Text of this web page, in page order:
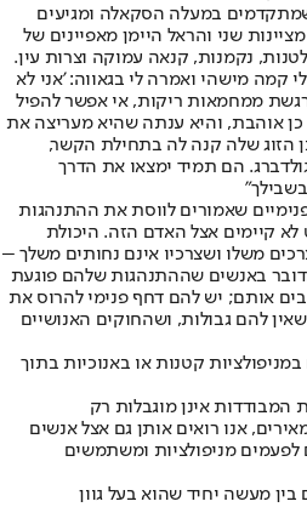
במעלה הסקאלה ומגיעים
שני והראל היימן מאפיינים של
נקמנות, קנאה עמוקה וצרות עין.
קמה מישהי ואמרה לי בגאווה: 'אני לא
ממחמאות ריקות, אי אפשר להפיל
אוהבת, והיא ענתה שהיא מעריצה את
הזוג שלה קנה לה בתחילת הקשר,
הם תמיד ימצאו את הדרך
שאמורים לווסת את ההתנהגות
קיימים אצל האדם הזה. היכולת
משלו ושצרכיו אינם נחותים משלך –
באנשים שההתנהגות שלהם פוגעת
אותם; יש להם דחף פנימי להרוס את
להם גבולות, ושהחוקים האנושיים
קטנות או באנוכיות בתוך
המבודדות אינן מוגבלות רק
אנו רואים אותן גם אצל אנשים
לפעמים מניפולציות ומשתמשים
מעשה יחיד שהוא בעל גוון